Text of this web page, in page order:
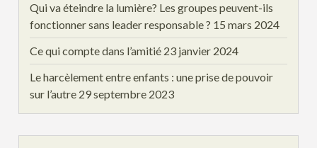
Qui va éteindre la lumière? Les groupes peuvent-ils
fonctionner sans leader responsable ? 15 mars 2024
Ce qui compte dans l’amitié 23 janvier 2024
Le harcèlement entre enfants : une prise de pouvoir
sur l’autre 29 septembre 2023